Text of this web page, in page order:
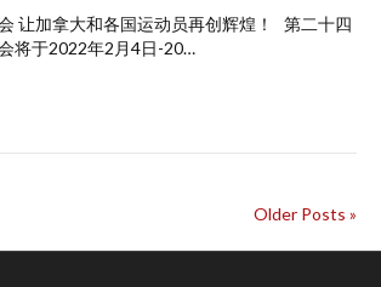
让加拿大和各国运动员再创辉煌！ 第二十四
将于2022年2月4日-20…
Older Posts »